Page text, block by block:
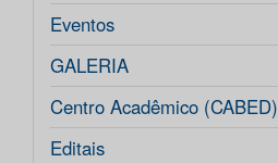
Eventos
GALERIA
Centro Acadêmico (CABED)
Editais